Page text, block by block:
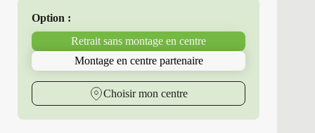
215/55R16
PRIMACY
Option :
Retrait sans montage en centre
Montage en centre partenaire
Choisir mon centre